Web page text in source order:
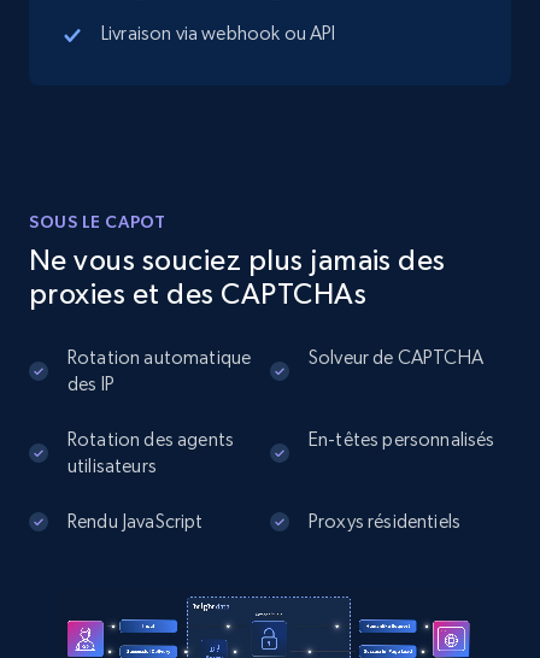
13.2K+ 1.7K+ Essai gratuit
comments, Date posted, Likes, Photos, and
more.
Instagram - Posts - Collects posts from a
specific URLs by using profile URL
comments, Date posted, Likes, Photos, and
13.2K+ 1.6K+ Essai gratuit
Livraison via webhook ou API
SOUS LE CAPOT
Ne vous souciez plus jamais des
proxies et des CAPTCHAs
Rotation automatique
des IP
Solveur de CAPTCHA
Rotation des agents
utilisateurs
En-têtes personnalisés
Rendu JavaScript Proxys résidentiels